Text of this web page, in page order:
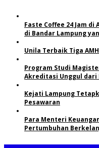
Faste Coffee 24 Jam
di Bandar Lampung
Unila Terbaik Tiga
Program Studi
Akreditasi Unggul dari
Kejati Lampung
Pesawaran
Para Menteri
Pertumbuhan